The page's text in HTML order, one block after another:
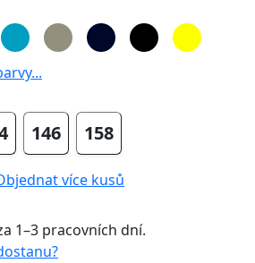
146 158
více kusů
1–3 pracovních dní.